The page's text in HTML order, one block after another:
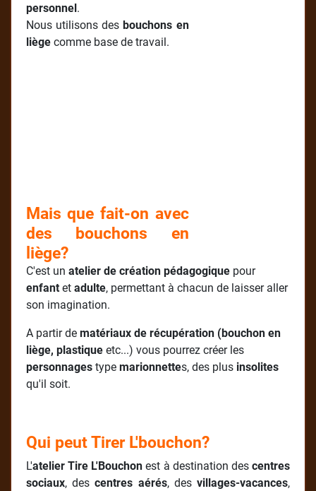
personnel.
Nous utilisons des bouchons en
liègecomme base de travail.
Mais que fait-on avec
des bouchons en
liège?
C'est un atelier de création pédagogiquepour
enfantet adulte, permettant à chacun de laisser aller
son imagination.
A partir de matériaux de récupération (bouchon en
liège, plastiqueetc...) vous pourrez créer les
personnagestypemarionnettes, des plus insolites
qu'il soit.
Qui peut Tirer L'bouchon?
L'atelier Tire L'Bouchon est à destination des centres
sociaux, descentres aérés, desvillages-vacances,